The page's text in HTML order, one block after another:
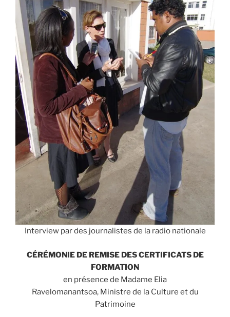
Interview par des journalistes de la radio nationale
CÉRÉMONIE DE REMISE DES CERTIFICATS DE
FORMATION
en présence de Madame Elia
Ravelomanantsoa, Ministre de la Culture et du
Patrimoine